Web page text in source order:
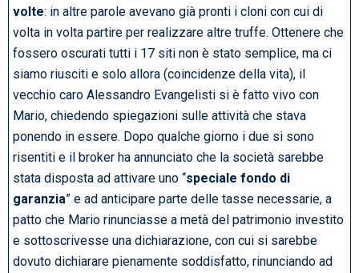
volte: in altre parole avevano già pronti i cloni con cui di
volta in volta partire per realizzare altre truffe. Ottenere che
fossero oscurati tutti i 17 siti non è stato semplice, ma ci
siamo riusciti e solo allora (coincidenze della vita), il
vecchio caro Alessandro Evangelisti si è fatto vivo con
Mario, chiedendo spiegazioni sulle attività che stava
ponendo in essere. Dopo qualche giorno i due si sono
risentiti e il broker ha annunciato che la società sarebbe
stata disposta ad attivare uno “speciale fondo di
garanzia” e ad anticipare parte delle tasse necessarie, a
patto che Mario rinunciasse a metà del patrimonio investito
e sottoscrivesse una dichiarazione, con cui si sarebbe
dovuto dichiarare pienamente soddisfatto, rinunciando ad